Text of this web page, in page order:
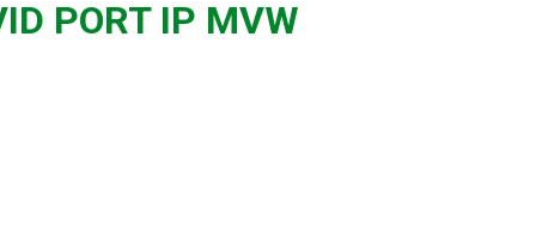
PORT IP MVW